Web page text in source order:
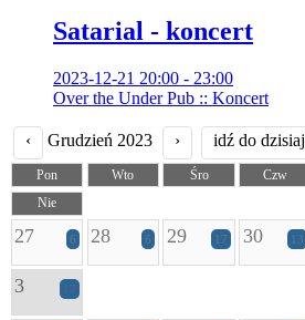
Satarial - koncert
2023-12-21 20:00 - 23:00
Over the Under Pub :: Koncert
‹ Grudzień 2023 › idź do dzisiaj
Pon Wto Śro Czw
Nie
27 6 28 6 29 17 30 13
3 17